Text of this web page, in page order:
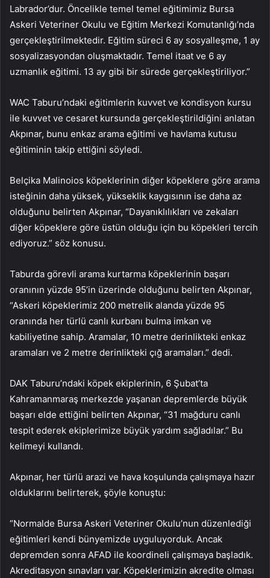
Labrador’dur. Öncelikle temel temel eğitimimiz Bursa
Askeri Veteriner Okulu ve Eğitim Merkezi Komutanlığı’nda
gerçekleştirilmektedir. Eğitim süreci 6 ay sosyalleşme, 1 ay
sosyalizasyondan oluşmaktadır. Temel itaat ve 6 ay
uzmanlık eğitimi. 13 ay gibi bir sürede gerçekleştiriliyor.”
WAC Taburu’ndaki eğitimlerin kuvvet ve kondisyon kursu
ile kuvvet ve cesaret kursunda gerçekleştirildiğini anlatan
Akpınar, bunu enkaz arama eğitimi ve havlama kutusu
eğitiminin takip ettiğini söyledi.
Belçika Malinoios köpeklerinin diğer köpeklere göre arama
isteğinin daha yüksek, yükseklik kaygısının ise daha az
olduğunu belirten Akpınar, “Dayanıklılıkları ve zekaları
diğer köpeklere göre üstün olduğu için bu köpekleri tercih
ediyoruz.” söz konusu.
Taburda görevli arama kurtarma köpeklerinin başarı
oranının yüzde 95’in üzerinde olduğunu belirten Akpınar,
“Askeri köpeklerimiz 200 metrelik alanda yüzde 95
oranında her türlü canlı kurbanı bulma imkan ve
kabiliyetine sahip. Aramalar, 10 metre derinlikteki enkaz
aramaları ve 2 metre derinlikteki çığ aramaları.” dedi.
DAK Taburu’ndaki köpek ekiplerinin, 6 Şubat’ta
Kahramanmaraş merkezde yaşanan depremlerde büyük
başarı elde ettiğini belirten Akpınar, “31 mağduru canlı
tespit ederek ekiplerimize büyük yardım sağladılar.” Bu
kelimeyi kullandı.
Akpınar, her türlü arazi ve hava koşulunda çalışmaya hazır
olduklarını belirterek, şöyle konuştu:
“Normalde Bursa Askeri Veteriner Okulu’nun düzenlediği
eğitimleri kendi bünyemizde uyguluyorduk. Ancak
depremden sonra AFAD ile koordineli çalışmaya başladık.
Akreditasyon sınavları var. Köpeklerimizin akredite olması